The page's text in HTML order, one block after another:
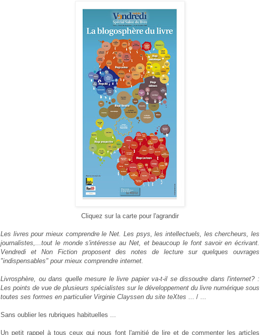
Cliquez sur la carte pour l'agrandir
Les livres pour mieux comprendre le Net. Les psys, les intellectuels, les chercheurs, les
journalistes,...tout le monde s'intéresse au Net, et beaucoup le font savoir en écrivant.
Vendredi et Non Fiction proposent des notes de lecture sur quelques ouvrages
"indispensables" pour mieux comprendre internet.
Livrosphère, ou dans quelle mesure le livre papier va-t-il se dissoudre dans l'internet? :
Les points de vue de plusieurs spécialistes sur le développement du livre numérique sous
toutes ses formes en particulier Virginie Clayssen du site teXtes ... / ...
Sans oublier les rubriques habituelles ...
Un petit rappel à tous ceux qui nous font l'amitié de lire et de commenter les articles